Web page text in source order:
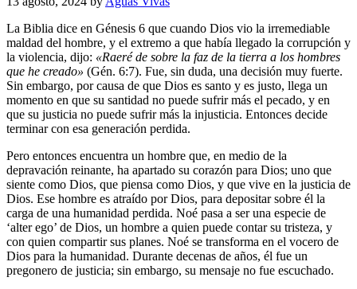
La Biblia dice en Génesis 6 que cuando Dios vio la irremediable
maldad del hombre, y el extremo a que había llegado la corrupción y
la violencia, dijo: «Raeré de sobre la faz de la tierra a los hombres
que he creado» (Gén. 6:7). Fue, sin duda, una decisión muy fuerte.
Sin embargo, por causa de que Dios es santo y es justo, llega un
momento en que su santidad no puede sufrir más el pecado, y en
que su justicia no puede sufrir más la injusticia. Entonces decide
terminar con esa generación perdida.
Pero entonces encuentra un hombre que, en medio de la
depravación reinante, ha apartado su corazón para Dios; uno que
siente como Dios, que piensa como Dios, y que vive en la justicia de
Dios. Ese hombre es atraído por Dios, para depositar sobre él la
carga de una humanidad perdida. Noé pasa a ser una especie de
‘alter ego’ de Dios, un hombre a quien puede contar su tristeza, y
con quien compartir sus planes. Noé se transforma en el vocero de
Dios para la humanidad. Durante decenas de años, él fue un
pregonero de justicia; sin embargo, su mensaje no fue escuchado.